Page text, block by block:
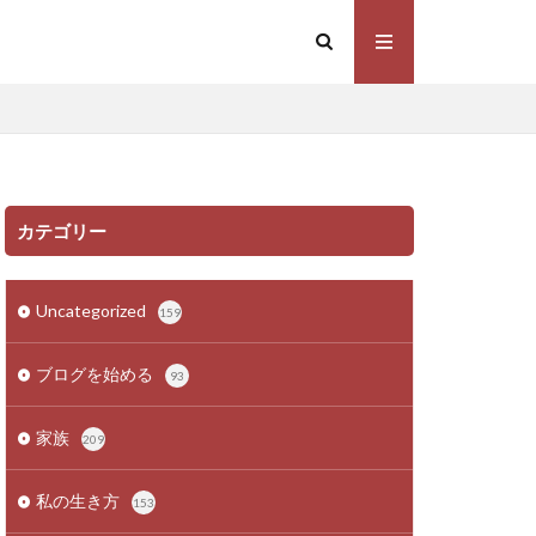
カテゴリー
Uncategorized 159
ブログを始める 93
家族 209
私の生き方 153